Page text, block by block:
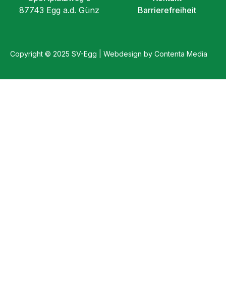
87743 Egg a.d. Günz
Barrierefreiheit
Copyright © 2025 SV-Egg | Webdesign by Contenta Media